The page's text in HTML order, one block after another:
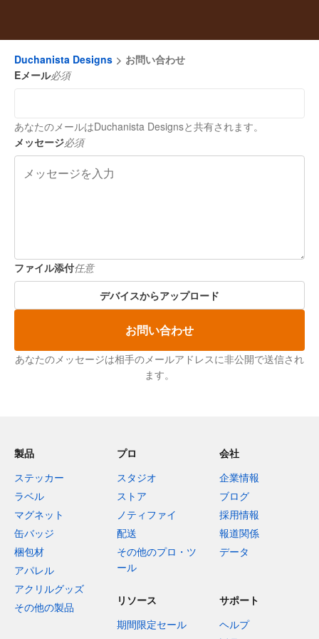
Duchanista Designs
お問い合わせ
Eメール必須
あなたのメールはDuchanista Designsと共有されます。
メッセージ必須
ファイル添付任意
デバイスからアップロード
お問い合わせ
あなたのメッセージは相手のメールアドレスに非公開で送信され
ます。
製品
ステッカー
ラベル
マグネット
缶バッジ
梱包材
アパレル
アクリルグッズ
その他の製品
プロ
スタジオ
ストア
ノティファイ
配送
その他のプロ・ツ
ール
会社
企業情報
ブログ
採用情報
報道関係
データ
リソース
期間限定セール
サポート
ヘルプ